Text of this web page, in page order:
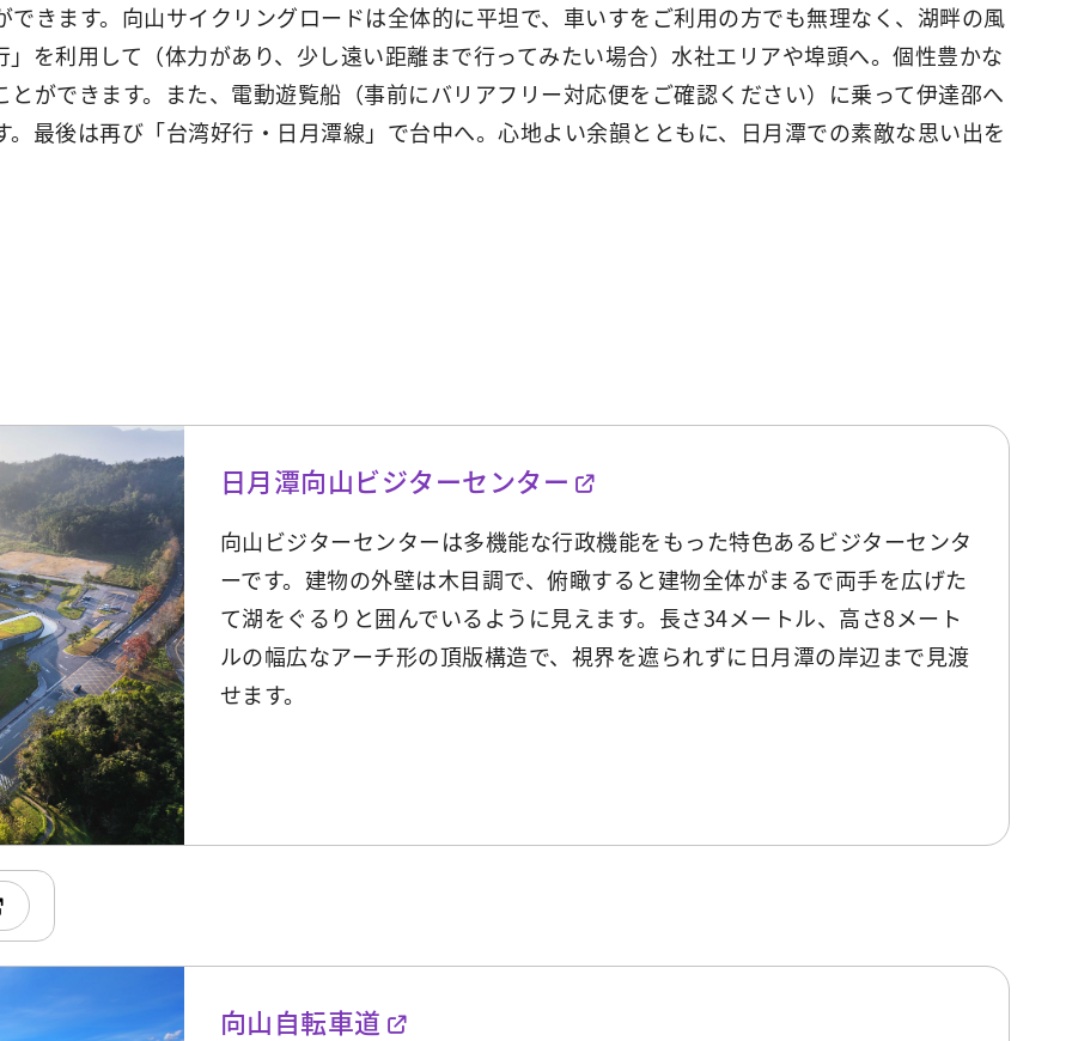
きます。向山サイクリングロードは全体的に平坦で、車いすをご利用の方でも無理なく、湖畔の風
を利用して（体力があり、少し遠い距離まで行ってみたい場合）水社エリアや埠頭へ。個性豊かな
ができます。また、電動遊覧船（事前にバリアフリー対応便をご確認ください）に乗って伊達邵へ
最後は再び「台湾好行・日月潭線」で台中へ。心地よい余韻とともに、日月潭での素敵な思い出を
日月潭向山ビジターセンター
向山ビジターセンターは多機能な行政機能をもった特色あるビジターセンタ
ーです。建物の外壁は木目調で、俯瞰すると建物全体がまるで両手を広げた
て湖をぐるりと囲んでいるように見えます。長さ34メートル、高さ8メート
ルの幅広なアーチ形の頂版構造で、視界を遮られずに日月潭の岸辺まで見渡
せます。
向山自転車道